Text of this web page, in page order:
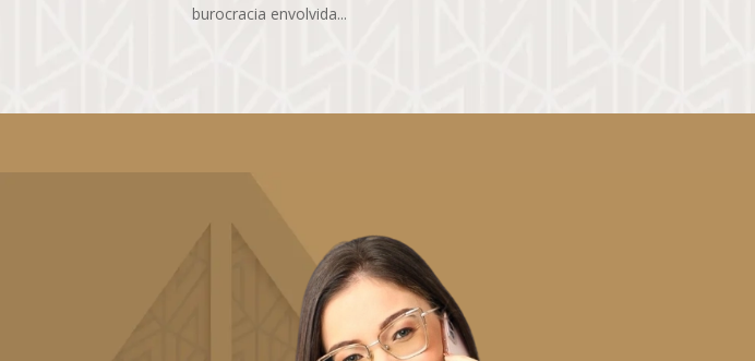
burocracia envolvida...